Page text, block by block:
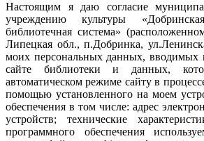
Настоящим я даю согласие
учреждению культуры
библиотечная система»
Липецкая обл., п.Добринка,
моих персональных данных,
сайте библиотеки и данных,
автоматическом режиме сайту в
помощью установленного на моем
обеспечения в том числе: адрес
устройств; технические
программного обеспечения